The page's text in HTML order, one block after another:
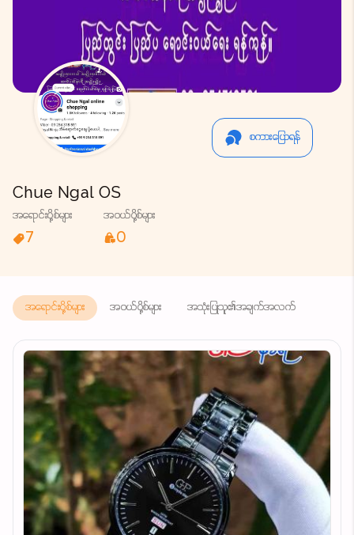
Chue Ngal OS
အရောင်းပို့စ်များ
7
အဝယ်ပို့စ်များ
0
စကားပြောရန်
အရောင်းပို့စ်များ အဝယ်ပို့စ်များ အသုံးပြုသူ၏အချက်အလက်